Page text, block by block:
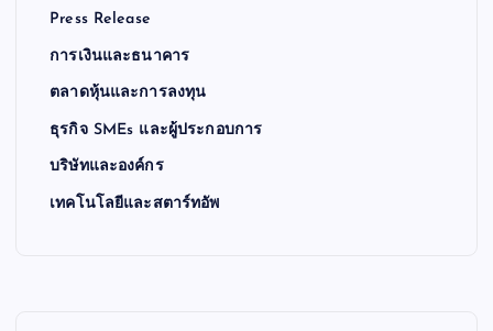
Press Release
การเงินและธนาคาร
ตลาดหุ้นและการลงทุน
ธุรกิจ SMEs และผู้ประกอบการ
บริษัทและองค์กร
เทคโนโลยีและสตาร์ทอัพ